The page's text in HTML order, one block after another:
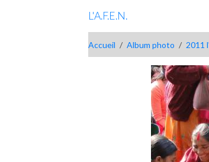
L'A.F.E.N.
Accueil Album photo 2011